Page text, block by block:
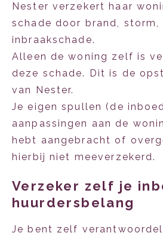
Nester verzekert haar
schade door brand, storm,
inbraakschade.
Alleen de woning zelf is
deze schade. Dit is de
van Nester.
Je eigen spullen (de
aanpassingen aan de
hebt aangebracht of
hierbij niet meeverzekerd.
Verzeker zelf je
huurdersbelang
Je bent zelf